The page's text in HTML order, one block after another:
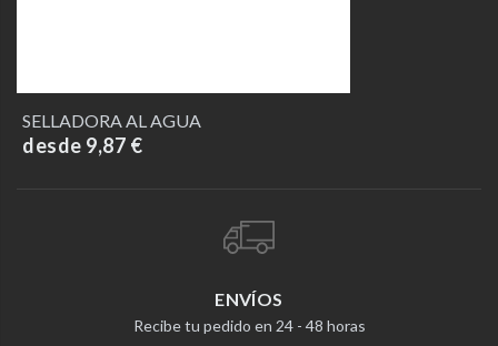
SELLADORA AL AGUA
desde 9,87 €
ENVÍOS
Recibe tu pedido en 24 - 48 horas